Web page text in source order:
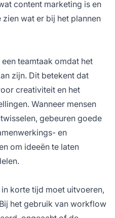
content marketing is en
wat er bij het plannen
teamtaak omdat het
zijn. Dit betekent dat
creativiteit en het
Wanneer mensen
gebeuren goede
en
om ideeën te laten
korte tijd moet uitvoeren,
het gebruik van workflow